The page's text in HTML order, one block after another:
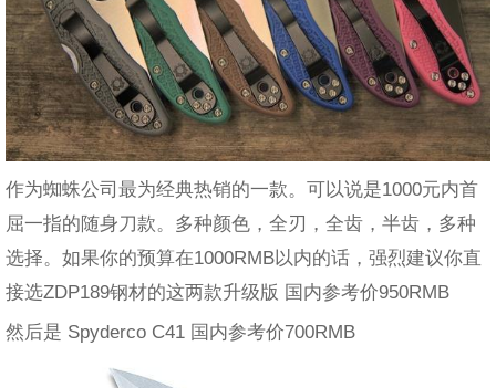
作为蜘蛛公司最为经典热销的一款。可以说是1000元内首
屈一指的随身刀款。多种颜色，全刃，全齿，半齿，多种
选择。如果你的预算在1000RMB以内的话，强烈建议你直
接选ZDP189钢材的这两款升级版 国内参考价950RMB
然后是 Spyderco C41 国内参考价700RMB